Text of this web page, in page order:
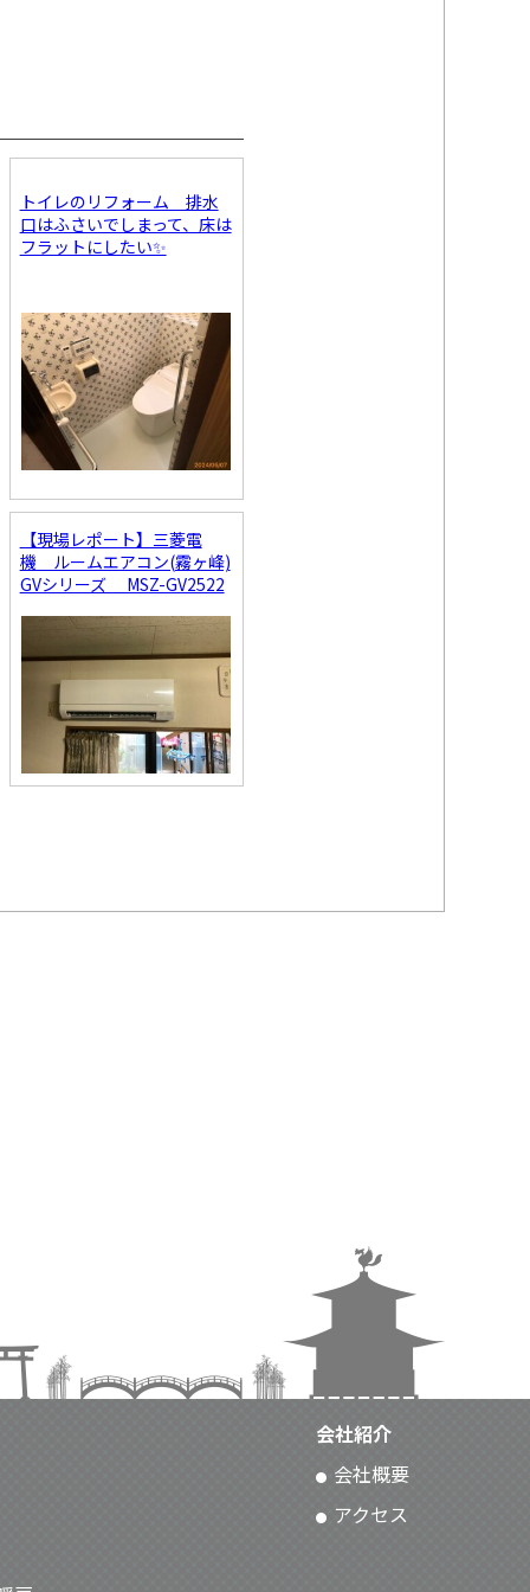
トイレのリフォーム 排水
口はふさいでしまって、床は
フラットにしたい✨
【現場レポート】三菱電
機 ルームエアコン(霧ヶ峰)
GVシリーズ MSZ-GV2522
会社紹介
会社概要
アクセス